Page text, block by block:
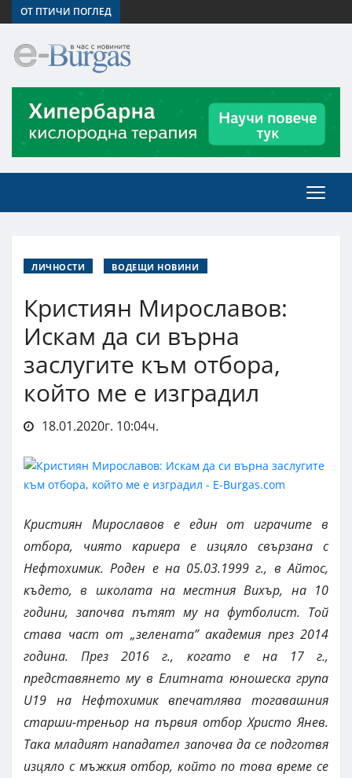
ОТ ПТИЧИ ПОГЛЕД
ЛИЧНОСТИ ВОДЕЩИ НОВИНИ
Кристиян Мирославов:
Искам да си върна
заслугите към отбора,
който ме е изградил
18.01.2020г. 10:04ч.
Кристиян Мирославов е един от играчите в
отбора, чиято кариера е изцяло свързана с
Нефтохимик. Роден е на 05.03.1999 г., в Айтос,
където, в школата на местния Вихър, на 10
години, започва пътят му на футболист. Той
става част от „зелената” академия през 2014
година. През 2016 г., когато е на 17 г.,
представянето му в Елитната юношеска група
U19 на Нефтохимик впечатлява тогавашния
старши-треньор на първия отбор Христо Янев.
Така младият нападател започва да се подготвя
изцяло с мъжкия отбор, който по това време се